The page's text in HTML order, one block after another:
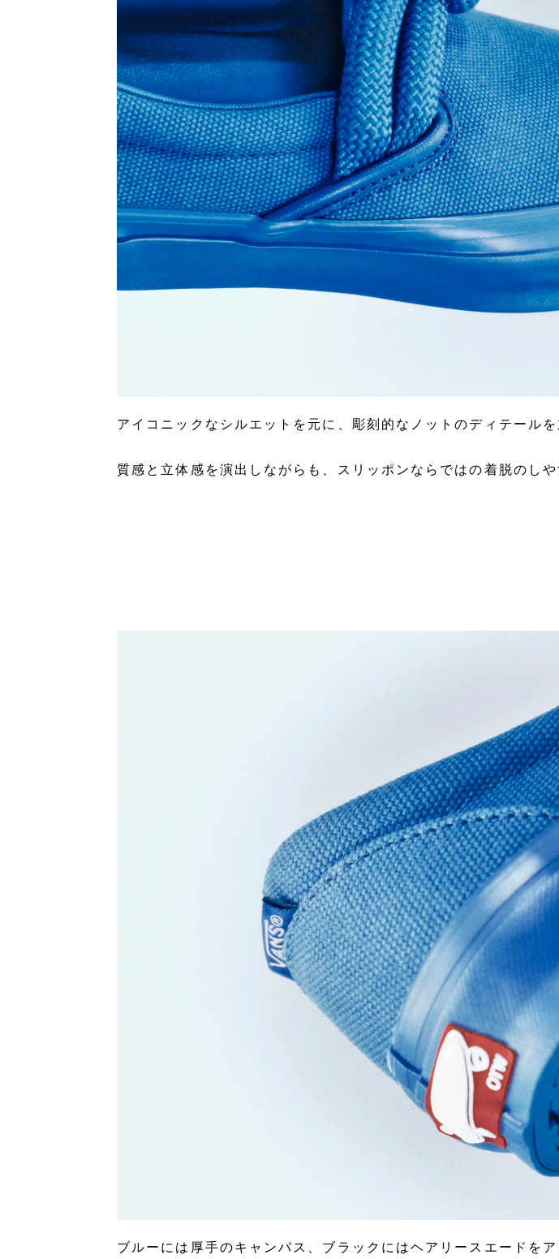
アイコニックなシルエットを元に、彫刻的なノットのディテー
質感と立体感を演出しながらも、スリッポンならではの着脱のしや
ブルーには厚手のキャンバス、ブラックにはヘアリースエードをア